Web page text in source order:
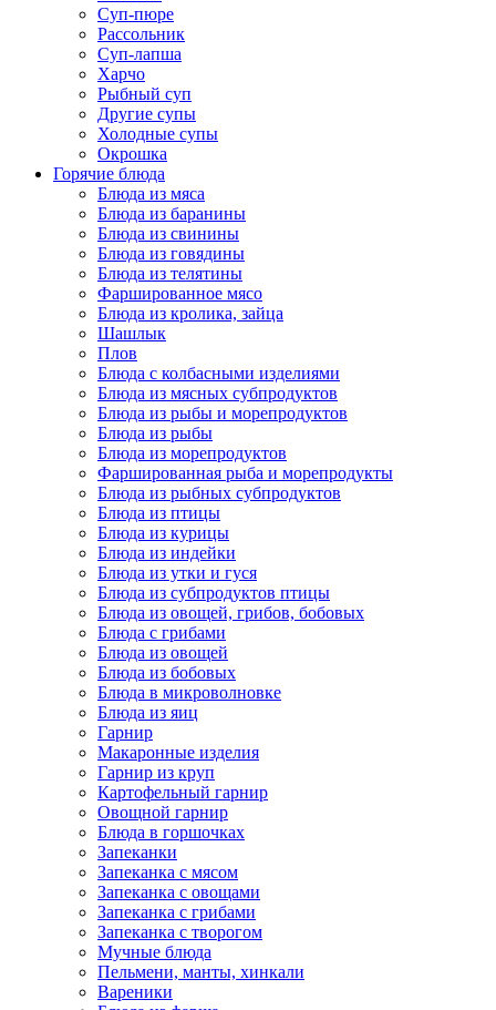
Суп-пюре
Рассольник
Суп-лапша
Харчо
Рыбный суп
Другие супы
Холодные супы
Окрошка
Горячие блюда
Блюда из мяса
Блюда из баранины
Блюда из свинины
Блюда из говядины
Блюда из телятины
Фаршированное мясо
Блюда из кролика, зайца
Шашлык
Плов
Блюда с колбасными изделиями
Блюда из мясных субпродуктов
Блюда из рыбы и морепродуктов
Блюда из рыбы
Блюда из морепродуктов
Фаршированная рыба и морепродукты
Блюда из рыбных субпродуктов
Блюда из птицы
Блюда из курицы
Блюда из индейки
Блюда из утки и гуся
Блюда из субпродуктов птицы
Блюда из овощей, грибов, бобовых
Блюда с грибами
Блюда из овощей
Блюда из бобовых
Блюда в микроволновке
Блюда из яиц
Гарнир
Макаронные изделия
Гарнир из круп
Картофельный гарнир
Овощной гарнир
Блюда в горшочках
Запеканки
Запеканка с мясом
Запеканка с овощами
Запеканка с грибами
Запеканка с творогом
Мучные блюда
Пельмени, манты, хинкали
Вареники